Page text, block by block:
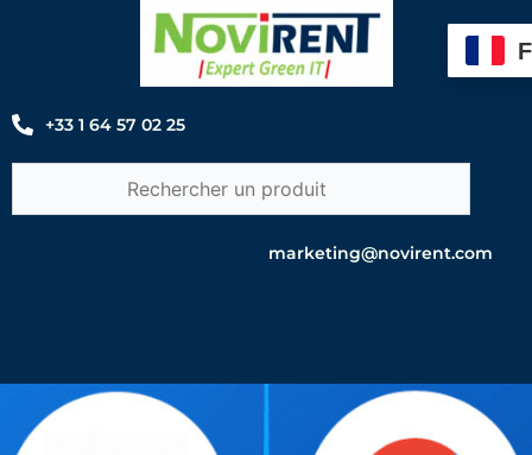
+33 1 64 57 02 25
marketing@novirent.com